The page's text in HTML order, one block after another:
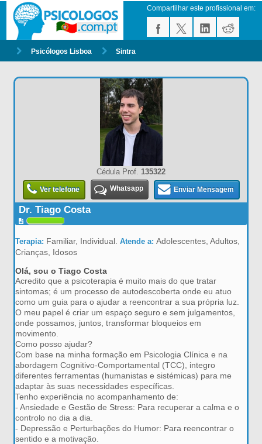
Compartilhar este profissional em:
Psicólogos Lisboa Sintra
Cédula Prof. 135322
Ver telefone Whatsapp Enviar Mensagem
Dr. Tiago Costa
Terapia: Familiar, Individual.Atende a:Adolescentes, Adultos,
Crianças, Idosos
Olá, sou o Tiago Costa
Acredito que a psicoterapia é muito mais do que tratar
sintomas; é um processo de autodescoberta onde eu atuo
como um guia para o ajudar a reencontrar a sua própria luz.
O meu papel é criar um espaço seguro e sem julgamentos,
onde possamos, juntos, transformar bloqueios em
movimento.
Como posso ajudar?
Com base na minha formação em Psicologia Clínica e na
abordagem Cognitivo-Comportamental (TCC), integro
diferentes ferramentas (humanistas e sistémicas) para me
adaptar às suas necessidades específicas.
Tenho experiência no acompanhamento de:
- Ansiedade e Gestão de Stress: Para recuperar a calma e o
controlo no dia a dia.
- Depressão e Perturbações do Humor: Para reencontrar o
sentido e a motivação.